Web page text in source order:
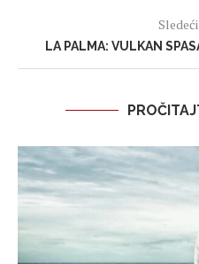
LA PALMA: VULKAN